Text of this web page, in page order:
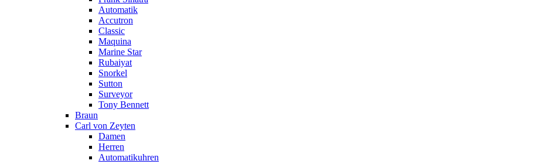
Automatik
Accutron
Classic
Maquina
Marine Star
Rubaiyat
Snorkel
Sutton
Surveyor
Tony Bennett
Braun
Carl von Zeyten
Damen
Herren
Automatikuhren